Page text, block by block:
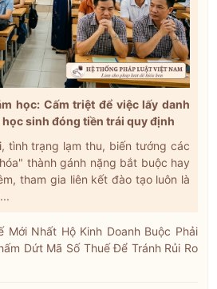
học: Cấm triệt để việc lấy danh
học sinh đóng tiền trái quy định
tình trạng lạm thu, biến tướng các
thành gánh nặng bắt buộc hay
tham gia liên kết đào tạo luôn là
Mới Nhất Hộ Kinh Doanh Buộc Phải
Dứt Mã Số Thuế Để Tránh Rủi Ro